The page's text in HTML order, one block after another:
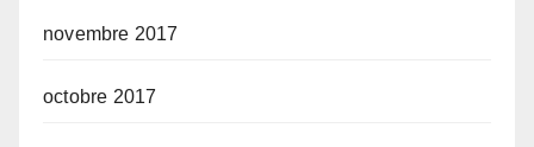
novembre 2017
octobre 2017